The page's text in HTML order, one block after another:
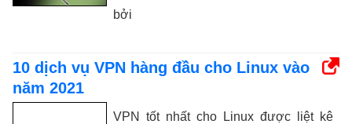
bởi
10 dịch vụ VPN hàng đầu cho Linux vào
năm 2021
VPN tốt nhất cho Linux được liệt kê